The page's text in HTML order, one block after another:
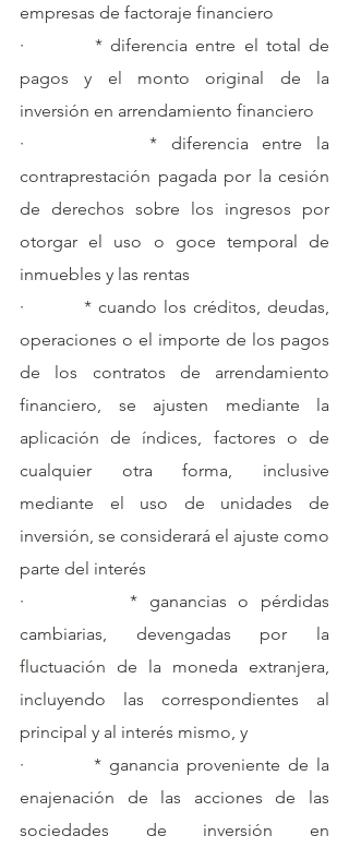
empresas de factoraje financiero
·         * diferencia entre el total de
pagos y el monto original de la
inversión en arrendamiento financiero
·         * diferencia entre la
contraprestación pagada por la cesión
de derechos sobre los ingresos por
otorgar el uso o goce temporal de
inmuebles y las rentas
·         * cuando los créditos, deudas,
operaciones o el importe de los pagos
de los contratos de arrendamiento
financiero, se ajusten mediante la
aplicación de índices, factores o de
cualquier otra forma, inclusive
mediante el uso de unidades de
inversión, se considerará el ajuste como
parte del interés
·         * ganancias o pérdidas
cambiarias, devengadas por la
fluctuación de la moneda extranjera,
incluyendo las correspondientes al
principal y al interés mismo, y
·         * ganancia proveniente de la
enajenación de las acciones de las
sociedades de inversión en